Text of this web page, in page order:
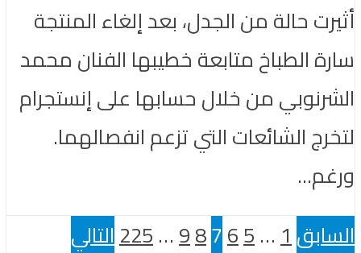
أثيرت حالة من الجدل، بعد إلغاء المنتجة
سارة الطباخ متابعة خطيبها الفنان محمد
الشرنوبي من خلال حسابها على إنستجرام
لتخرج الشائعات التي تزعم انفصالهما.
ورغم...
السابق1
…
5
6
7
8
9
…
225التالي